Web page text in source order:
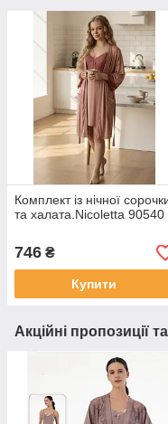
Комплект із нічної
та халата.Nicoletta 90540
746 ₴
Купити
Акційні пропозиції